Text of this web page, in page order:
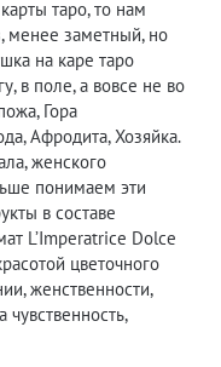
таро, то нам
менее заметный, но
на каре таро
в поле, а вовсе не во
Гора
Афродита, Хозяйка.
женского
понимаем эти
в составе
L’Imperatrice Dolce
цветочного
женственности,